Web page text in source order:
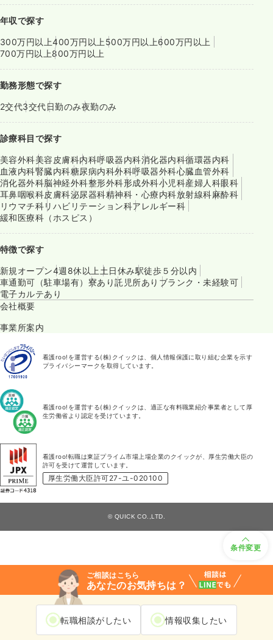
条件変更
ご相談はこちら
あなたのお気持ちは？
転職相談がしたい 情報収集したい
年収で探す
300万円以上400万円以上 500万円以上600万円以上
700万円以上800万円以上
勤務形態で探す
2交代3交代日勤のみ夜勤のみ
診療科目で探す
美容外科美容皮膚科内科呼吸器内科消化器内科循環器内科
血液内科腎臓内科糖尿病内科外科呼吸器外科心臓血管外科
消化器外科脳神経外科整形外科形成外科小児科産婦人科眼科
耳鼻咽喉科皮膚科泌尿器科精神科・心療内科放射線科麻酔科
リウマチ科リハビリテーション科アレルギー科
緩和医療科（ホスピス）
特徴で探す
新規オープン4週8休以上 土日休み駅徒歩５分以内
車通勤可（駐車場有） 寮あり託児所あり ブランク・未経験可
電子カルテあり
会社概要
事業所案内
看護roo!を運営する(株)クイックは、個人情報保護に取り組む企業を示す
プライバシーマークを取得しています。
看護roo!を運営する(株)クイックは、適正な有料職業紹介事業者として厚
生労働省より認定を受けています。
看護roo!転職は東証プライム市場上場企業のクイックが、厚生労働大臣の
許可を受けて運営しています。
厚生労働大臣許可27-ユ-020100
© QUICK CO.,LTD.